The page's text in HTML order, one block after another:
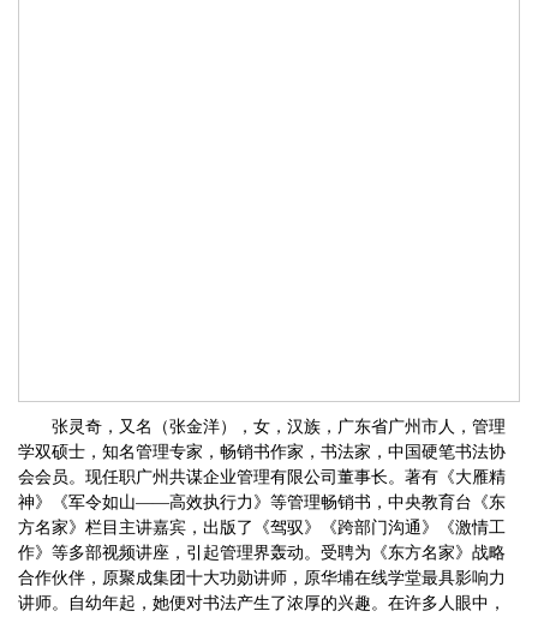
张灵奇，又名（张金洋），女，汉族，广东省广州市人，管理
学双硕士，知名管理专家，畅销书作家，书法家，中国硬笔书法协
会会员。现任职广州共谋企业管理有限公司董事长。著有《大雁精
神》《军令如山——高效执行力》等管理畅销书，中央教育台《东
方名家》栏目主讲嘉宾，出版了《驾驭》《跨部门沟通》《激情工
作》等多部视频讲座，引起管理界轰动。受聘为《东方名家》战略
合作伙伴，原聚成集团十大功勋讲师，原华埔在线学堂最具影响力
讲师。自幼年起，她便对书法产生了浓厚的兴趣。在许多人眼中，